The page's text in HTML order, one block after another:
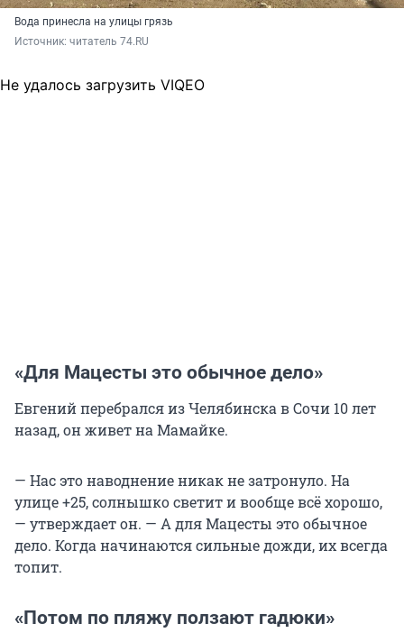
Вода принесла на улицы грязь
Источник: читатель 74.RU
Не удалось загрузить VIQEO
«Для Мацесты это обычное дело»
Евгений перебрался из Челябинска в Сочи 10 лет
назад, он живет на Мамайке.
— Нас это наводнение никак не затронуло. На
улице +25, солнышко светит и вообще всё хорошо,
— утверждает он. — А для Мацесты это обычное
дело. Когда начинаются сильные дожди, их всегда
топит.
«Потом по пляжу ползают гадюки»